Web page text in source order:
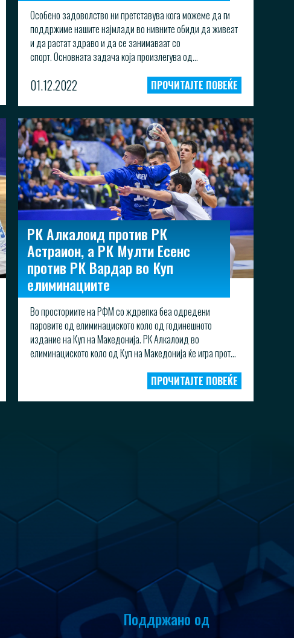
Особено задоволство ни претставува кога можеме да ги
поддржиме нашите најмлади во нивните обиди да живеат
и да растат здраво и да се занимаваат со
спорт. Основната задача која произлегува од...
01.12.2022 ПРОЧИТАЈТЕ ПОВЕЌЕ
РК Алкалоид против РК
Астраион, а РК Мулти Есенс
против РК Вардар во Куп
елиминациите
Во просториите на РФМ со ждрепка беа одредени
паровите од елиминациското коло од годинешното
издание на Куп на Македонија. РК Алкалоид во
елиминациското коло од Куп на Македонија ќе игра прот...
ПРОЧИТАЈТЕ ПОВЕЌЕ
Поддржано од